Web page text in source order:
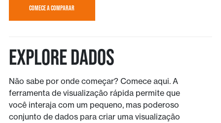
COMECE A COMPARAR
Explore Dados
Não sabe por onde começar? Comece aqui. A
ferramenta de visualização rápida permite que
você interaja com um pequeno, mas poderoso
conjunto de dados para criar uma visualização